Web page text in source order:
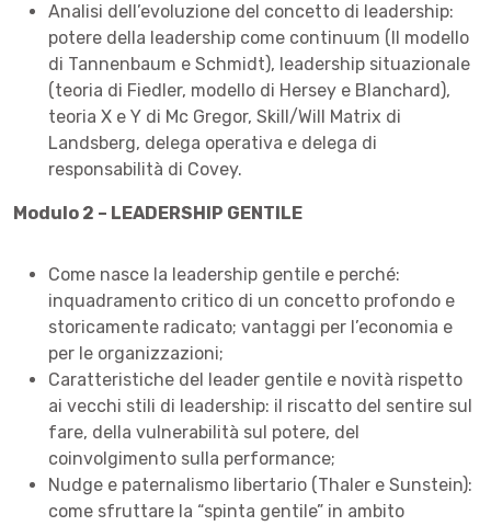
Analisi dell’evoluzione del concetto di leadership:
potere della leadership come continuum (Il modello
di Tannenbaum e Schmidt), leadership situazionale
(teoria di Fiedler, modello di Hersey e Blanchard),
teoria X e Y di Mc Gregor, Skill/Will Matrix di
Landsberg, delega operativa e delega di
responsabilità di Covey.
Modulo 2 – LEADERSHIP GENTILE
Come nasce la leadership gentile e perché:
inquadramento critico di un concetto profondo e
storicamente radicato; vantaggi per l’economia e
per le organizzazioni;
Caratteristiche del leader gentile e novità rispetto
ai vecchi stili di leadership: il riscatto del sentire sul
fare, della vulnerabilità sul potere, del
coinvolgimento sulla performance;
Nudge e paternalismo libertario (Thaler e Sunstein):
come sfruttare la “spinta gentile” in ambito